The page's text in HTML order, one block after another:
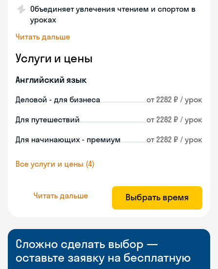
Объединяет увлечения чтением и спортом в
уроках
Читать дальше
Услуги и цены
Английский язык
Деловой - для бизнеса от 2282 ₽ / урок
Для путешествий от 2282 ₽ / урок
Для начинающих - премиум от 2282 ₽ / урок
Все услуги и цены (4)
Читать дальше Выбрать время
Сложно сделать выбор —
оставьте заявку на бесплатную